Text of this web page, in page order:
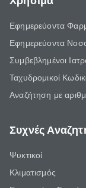
Εφημερεύοντα
Εφημερεύοντα
Συμβεβλημένοι
Ταχυδρομικοί
Αναζήτηση με
Συχνές
Ψυκτικοί
Κλιματισμός